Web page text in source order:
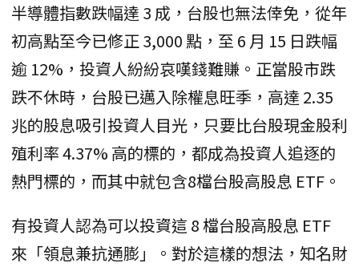
半導體指數跌幅達 3 成，台股也無法倖免，從年
初高點至今已修正 3,000 點，至 6 月 15 日跌幅
逾 12%，投資人紛紛哀嘆錢難賺。正當股市跌
跌不休時，台股已邁入除權息旺季，高達 2.35
兆的股息吸引投資人目光，只要比台股現金股利
殖利率 4.37% 高的標的，都成為投資人追逐的
熱門標的，而其中就包含8檔台股高股息 ETF。
有投資人認為可以投資這 8 檔台股高股息 ETF
來「領息兼抗通膨」。對於這樣的想法，知名財